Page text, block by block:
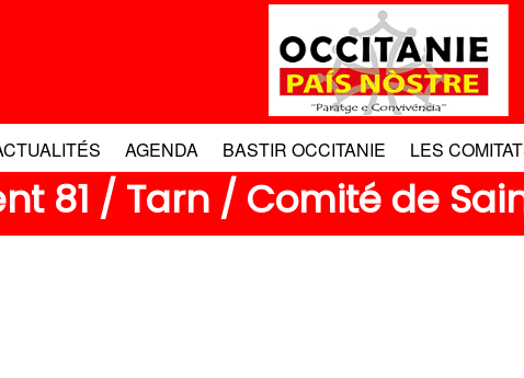
AGENDA BASTIR OCCITANIE LES
81 / Tarn / Comité de